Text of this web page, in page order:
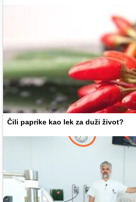
Čili paprike kao lek za duži život?